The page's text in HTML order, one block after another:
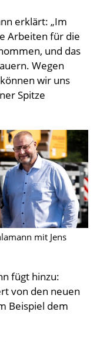
erklärt: „Im
Arbeiten für die
und das
Wegen
wir uns
Spitze
mit Jens
fügt hinzu:
von den neuen
Beispiel dem